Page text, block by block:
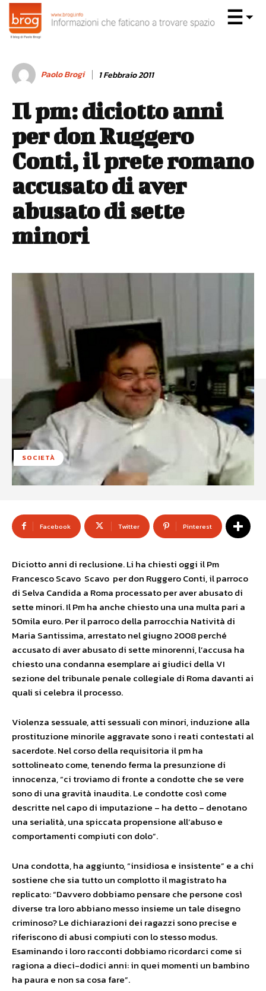
Paolo Brogi 1 Febbraio 2011
Il pm: diciotto anni
per don Ruggero
Conti, il prete romano
accusato di aver
abusato di sette
minori
SOCIETÀ
Facebook Twitter Pinterest
Diciotto anni di reclusione. Li ha chiesti oggi il Pm
Francesco Scavo Scavo per don Ruggero Conti, il parroco
di Selva Candida a Roma processato per aver abusato di
sette minori. Il Pm ha anche chiesto una una multa pari a
50mila euro. Per il parroco della parrocchia Natività di
Maria Santissima, arrestato nel giugno 2008 perché
accusato di aver abusato di sette minorenni, l’accusa ha
chiesto una condanna esemplare ai giudici della VI
sezione del tribunale penale collegiale di Roma davanti ai
quali si celebra il processo.
Violenza sessuale, atti sessuali con minori, induzione alla
prostituzione minorile aggravate sono i reati contestati al
sacerdote. Nel corso della requisitoria il pm ha
sottolineato come, tenendo ferma la presunzione di
innocenza, “ci troviamo di fronte a condotte che se vere
sono di una gravità inaudita. Le condotte così come
descritte nel capo di imputazione – ha detto – denotano
una serialità, una spiccata propensione all’abuso e
comportamenti compiuti con dolo”.
Una condotta, ha aggiunto, “insidiosa e insistente” e a chi
sostiene che sia tutto un complotto il magistrato ha
replicato: “Davvero dobbiamo pensare che persone così
diverse tra loro abbiano messo insieme un tale disegno
criminoso? Le dichiarazioni dei ragazzi sono precise e
riferiscono di abusi compiuti con lo stesso modus.
Esaminando i loro racconti dobbiamo ricordarci come si
ragiona a dieci-dodici anni: in quei momenti un bambino
ha paura e non sa cosa fare”.